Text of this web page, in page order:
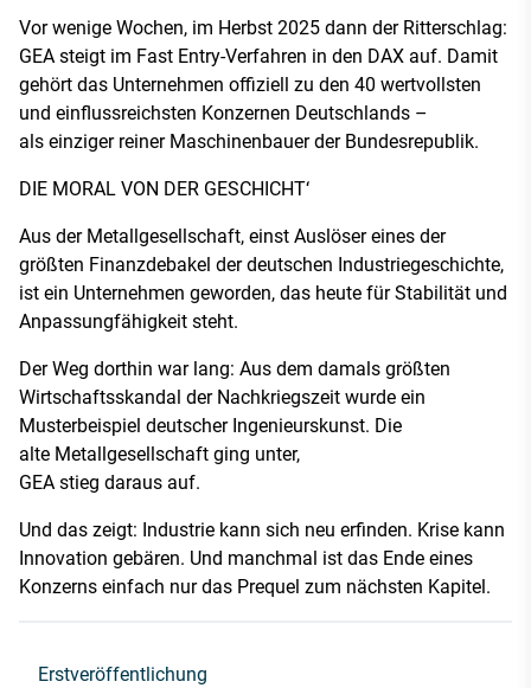
Vor wenige Wochen, im Herbst 2025 dann der Ritterschlag:
GEA steigt im Fast Entry-Verfahren in den DAX auf. Damit
gehört das Unternehmen offiziell zu den 40 wertvollsten
und einflussreichsten Konzernen Deutschlands –
als einziger reiner Maschinenbauer der Bundesrepublik.
DIE MORAL VON DER GESCHICHT‘
Aus der Metallgesellschaft, einst Auslöser eines der
größten Finanzdebakel der deutschen Industriegeschichte,
ist ein Unternehmen geworden, das heute für Stabilität und
Anpassungfähigkeit steht.
Der Weg dorthin war lang: Aus dem damals größten
Wirtschaftsskandal der Nachkriegszeit wurde ein
Musterbeispiel deutscher Ingenieurskunst. Die
alte Metallgesellschaft ging unter,
GEA stieg daraus auf.
Und das zeigt: Industrie kann sich neu erfinden. Krise kann
Innovation gebären. Und manchmal ist das Ende eines
Konzerns einfach nur das Prequel zum nächsten Kapitel.
Erstveröffentlichung